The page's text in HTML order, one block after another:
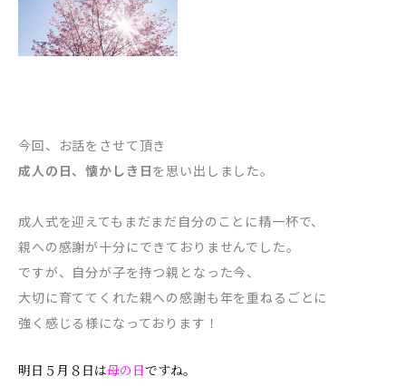
今回、お話をさせて頂き
成人の日、懐かしき日を思い出しました。
成人式を迎えてもまだまだ自分のことに精一杯で、
親への感謝が十分にできておりませんでした。
ですが、自分が子を持つ親となった今、
大切に育ててくれた親への感謝も年を重ねるごとに
強く感じる様になっております！
明日５月８日は母の日ですね。